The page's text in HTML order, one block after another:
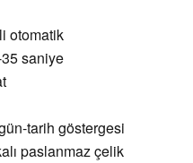
otomatik
saniye
tarih göstergesi
paslanmaz çelik